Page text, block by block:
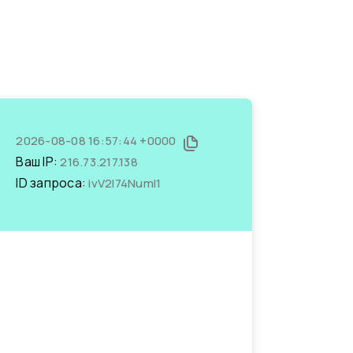
2026-08-08 16:57:44 +0000
Ваш IP:216.73.217.138
ID запроса:ivV2I74NumI1